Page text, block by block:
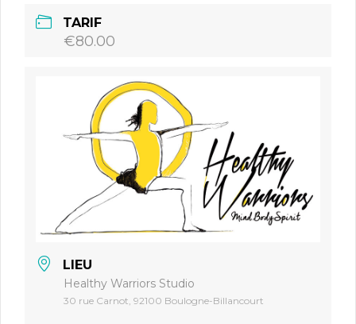
TARIF
€80.00
LIEU
Healthy Warriors Studio
30 rue Carnot, 92100 Boulogne-Billancourt